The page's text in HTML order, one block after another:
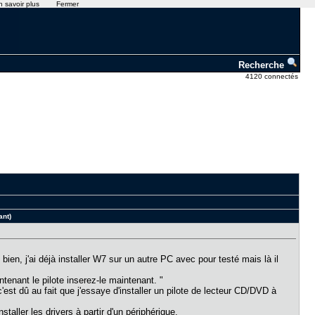
Recherche
4120 connectés
j'ai déjà installer W7 sur un autre PC avec pour testé mais là il
le pilote inserez-le maintenant. "
dû au fait que j'essaye d'installer un pilote de lecteur CD/DVD à
les drivers à partir d'un périphérique.
savoir plus Fermer